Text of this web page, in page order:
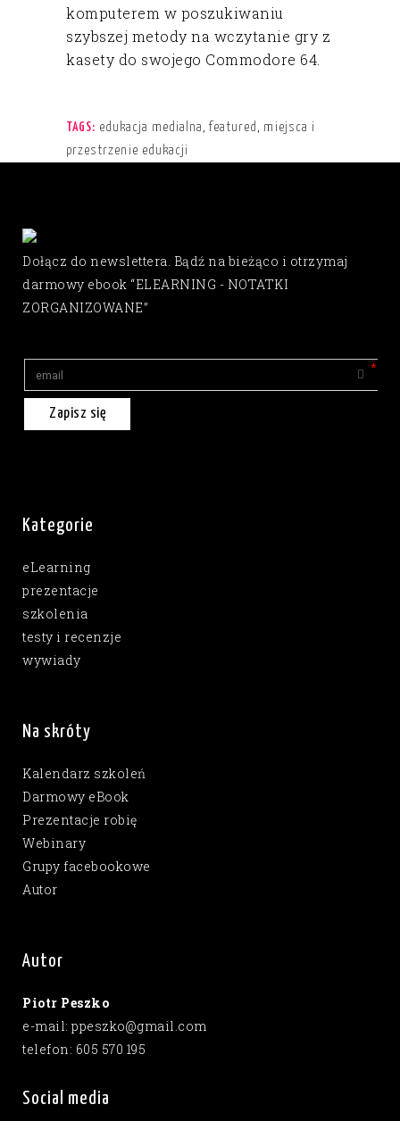
komputerem w poszukiwaniu
szybszej metody na wczytanie gry z
kasety do swojego Commodore 64.
TAGS: edukacja medialna , featured , miejsca i
przestrzenie edukacji
Dołącz do newslettera. Bądź na bieżąco i otrzymaj
darmowy ebook “ELEARNING - NOTATKI
ZORGANIZOWANE”
Zapisz się
Kategorie
eLearning
prezentacje
szkolenia
testy i recenzje
wywiady
Na skróty
Kalendarz szkoleń
Darmowy eBook
Prezentacje robię
Webinary
Grupy facebookowe
Autor
Autor
Piotr Peszko
e-mail: ppeszko@gmail.com
telefon: 605 570 195
Social media